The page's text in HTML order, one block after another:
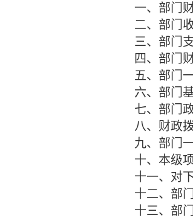
一、部门
二、部门
三、部门
四、部门
五、部门
六、部门
七、部门
八、财政
九、部门
十、本级
十一、对
十二、部
十三、部